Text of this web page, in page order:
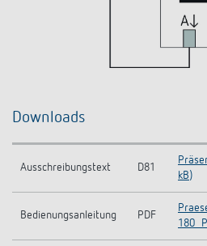
Downloads
Ausschreibungstext D81
kB)
Bedienungsanleitung PDF